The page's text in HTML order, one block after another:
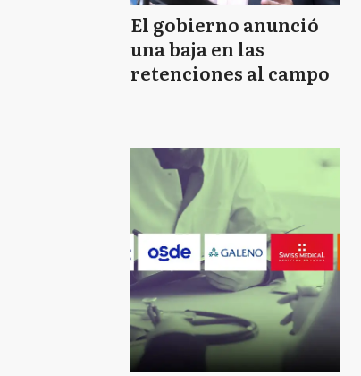
El gobierno anunció
una baja en las
retenciones al campo